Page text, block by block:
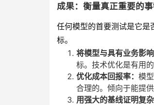
成果：衡量真正重要的
任何模型的首要测试是它
标。
将模型与具有业务影响
标。技术优化是有用
优化成本回报率： 模
合理的。倾向于能提
用强大的基线证明复杂